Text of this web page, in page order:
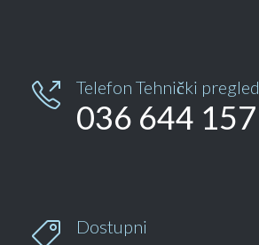
 Telefon Tehnički pregled
036 644 157
 Dostupni